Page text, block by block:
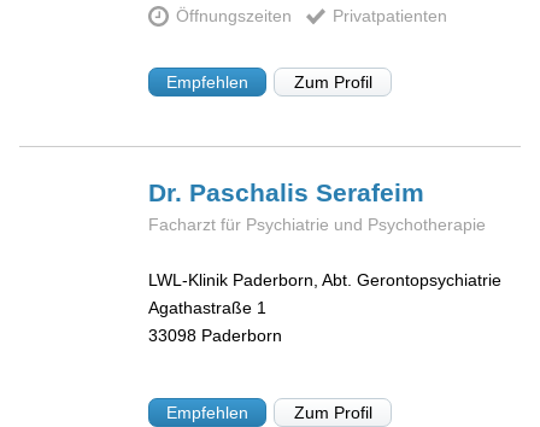
Öffnungszeiten Privatpatienten
Empfehlen Zum Profil
Dr. PaschalisSerafeim
Facharzt für Psychiatrie und Psychotherapie
LWL-Klinik Paderborn, Abt. Gerontopsychiatrie
Agathastraße 1
33098 Paderborn
Empfehlen Zum Profil